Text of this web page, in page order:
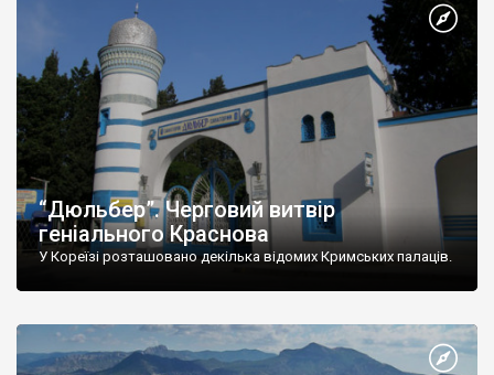
“Дюльбер”. Черговий витвір
геніального Краснова
У Кореїзі розташовано декілька відомих Кримських палаців.